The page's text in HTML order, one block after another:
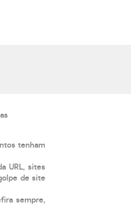
tenham
URL, sites
de site
sempre,